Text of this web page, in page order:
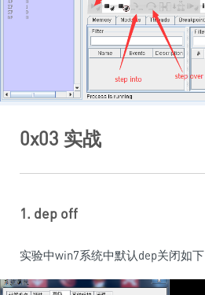
0x03 实战
1. dep off
实验中win7系统中默认dep关闭如下